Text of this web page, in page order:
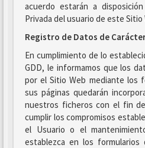
acuerdo estarán a
Privada del usuario de este Sitio
Registro de Datos de
En cumplimiento de lo
GDD, le informamos que los
por el Sitio Web mediante los
sus páginas quedarán
nuestros ficheros con el fin
cumplir los compromisos
el Usuario o el
establezca en los